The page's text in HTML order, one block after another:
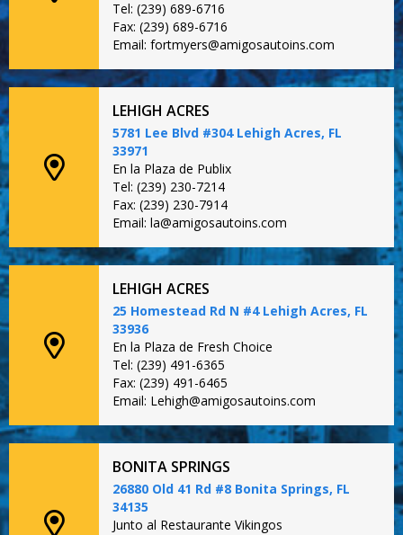
Tel: (239) 689-6716
Fax: (239) 689-6716
Email: fortmyers@amigosautoins.com
LEHIGH ACRES
5781 Lee Blvd #304 Lehigh Acres, FL
33971
En la Plaza de Publix
Tel: (239) 230-7214
Fax: (239) 230-7914
Email: la@amigosautoins.com
LEHIGH ACRES
25 Homestead Rd N #4 Lehigh Acres, FL
33936
En la Plaza de Fresh Choice
Tel: (239) 491-6365
Fax: (239) 491-6465
Email: Lehigh@amigosautoins.com
BONITA SPRINGS
26880 Old 41 Rd #8 Bonita Springs, FL
34135
Junto al Restaurante Vikingos